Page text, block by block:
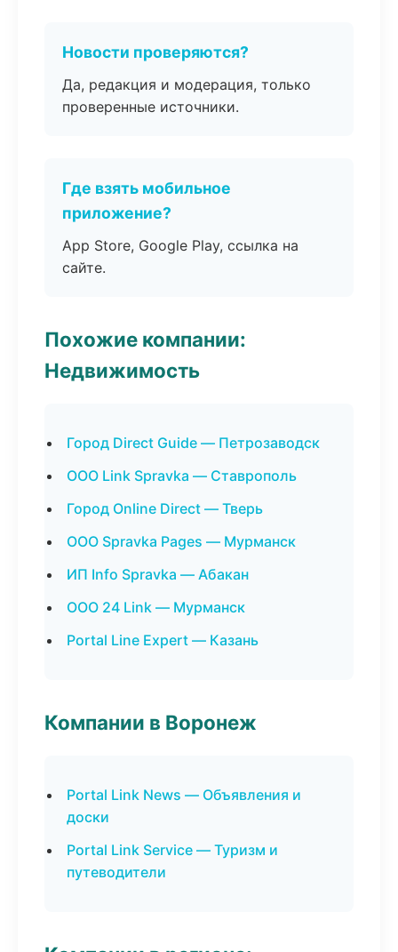
Новости проверяются?
Да, редакция и модерация, только
проверенные источники.
Где взять мобильное
приложение?
App Store, Google Play, ссылка на
сайте.
Похожие компании:
Недвижимость
Город Direct Guide — Петрозаводск
ООО Link Spravka — Ставрополь
Город Online Direct — Тверь
ООО Spravka Pages — Мурманск
ИП Info Spravka — Абакан
ООО 24 Link — Мурманск
Portal Line Expert — Казань
Компании в Воронеж
Portal Link News — Объявления и
доски
Portal Link Service — Туризм и
путеводители